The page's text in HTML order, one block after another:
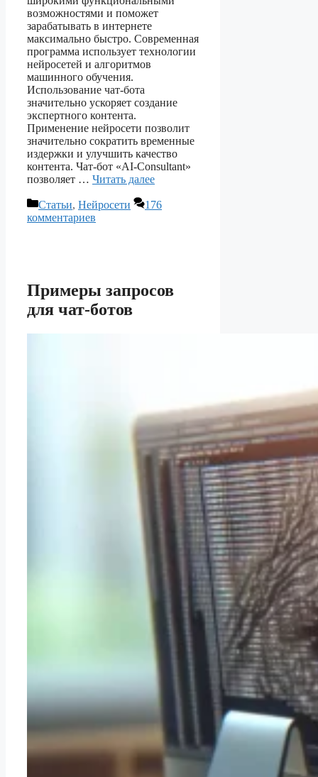
возможностями и поможет
зарабатывать в интернете
максимально быстро. Современная
программа использует технологии
нейросетей и алгоритмов
машинного обучения.
Использование чат-бота
значительно ускоряет создание
экспертного контента.
Применение нейросети позволит
значительно сократить временные
издержки и улучшить качество
контента. Чат-бот «AI-Consultant»
позволяет … Читать далее
Рубрики
Статьи, Нейросети
176
комментариев
Примеры запросов
для чат-ботов